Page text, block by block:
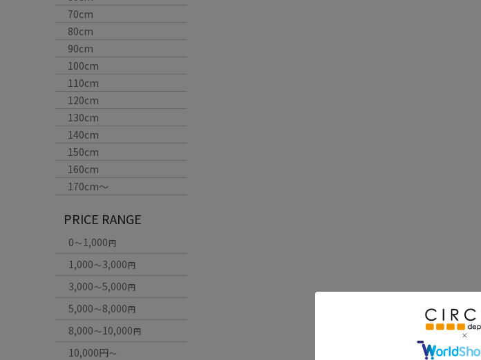
70cm
80cm
90cm
100cm
110cm
120cm
130cm
140cm
150cm
160cm
170cm〜
PRICE RANGE
0～1,000円
1,000～3,000円
3,000～5,000円
5,000～8,000円
8,000～10,000円
10,000円～